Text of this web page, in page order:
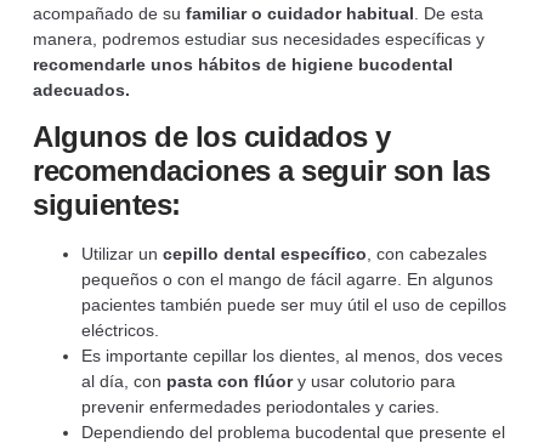
acompañado de sufamiliar o cuidador habitual . De esta
manera, podremos estudiar sus necesidades específicas y
recomendarle unos hábitos de higiene bucodental
adecuados.
Algunos de los cuidados y
recomendaciones a seguir son las
siguientes:
Utilizar uncepillo dental específico , con cabezales
pequeños o con el mango de fácil agarre. En algunos
pacientes también puede ser muy útil el uso de cepillos
eléctricos.
Es importante cepillar los dientes, al menos, dos veces
al día, con pasta con flúory usar colutorio para
prevenir enfermedades periodontales y caries.
Dependiendo del problema bucodental que presente el